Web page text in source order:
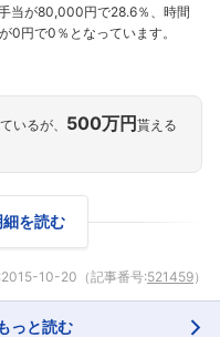
した
しませんか？
当が80,000円で28.6％、時間
0円で0％となっています。
いるが、 500万円 貰える
を読む
2015-10-20 （記事番号:521459）
っと読む